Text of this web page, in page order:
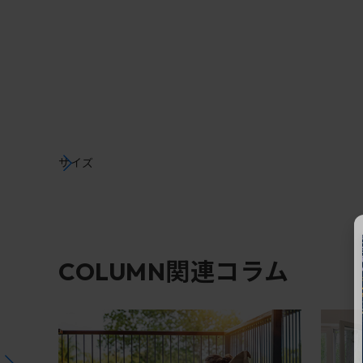
サイズ
COLUMN関連コラム